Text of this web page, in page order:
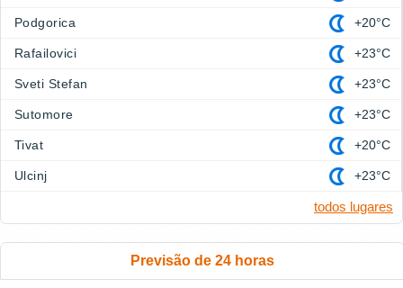
Podgorica +20°C
Rafailovici +23°C
Sveti Stefan +23°C
Sutomore +23°C
Tivat +20°C
Ulcinj +23°C
todos lugares
Previsão de 24 horas